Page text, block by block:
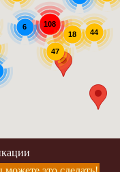
44
108
47
18
6